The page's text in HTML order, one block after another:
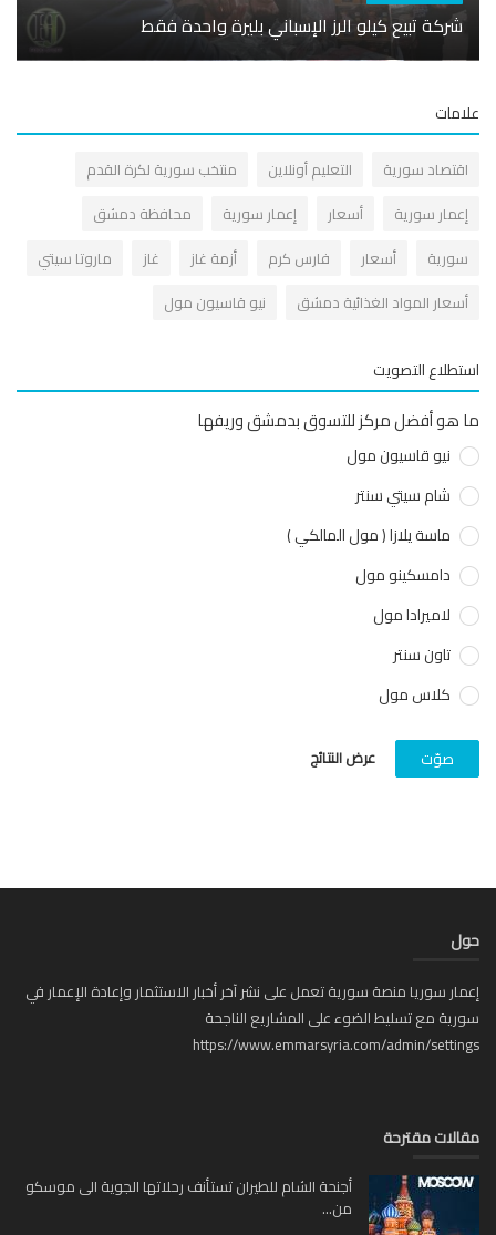
شركة تبيع كيلو الرز الإسباني بليرة واحدة فقط
سورية التعليم أونلاين
منتخب سورية لكرة القدم
سورية
أسعار إعمار سورية
محافظة دمشق
أسعار فارس كرم أزمة غاز
ماروتا سيتي
المواد الغذائية دمشق
نيو قاسيون مول
التصويت
أفضل مركز للتسوق بدمشق وريفها
نيو قاسيون مول
شام سيتي سنتر
ماسة يلازا ( مول المالكي )
دامسكينو مول
لاميرادا مول
تاون سنتر
كلاس مول
عرض النتائج
سوريا منصة سورية تعمل على نشر آخر أخبار الاستثمار وإعادة الإعمار في
مع تسليط الضوء على المشاريع الناجحة
https://www.emmarsyria.com/admin/
مقترحة
أجنحة الشام للطيران تستأنف رحلاتها الجوية الى موسكو
من...